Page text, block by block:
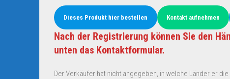
Dieses Produkt hier bestellen Kontakt aufnehmen
Nach der Registrierung können Sie den
unten das Kontaktformular.
Der Verkäufer hat nicht angegeben, in welche Länder er